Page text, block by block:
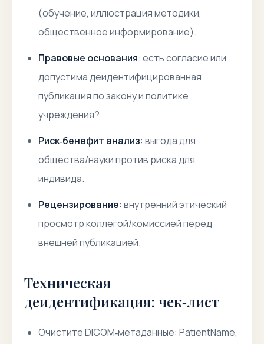
(обучение, иллюстрация методики,
общественное информирование).
Правовые основания: есть согласие или
допустима деидентифицированная
публикация по закону и политике
учреждения?
Риск‑бенефит анализ: выгода для
общества/науки против риска для
индивида.
Рецензирование: внутренний этический
просмотр коллегой/комиссией перед
внешней публикацией.
Техническая
деидентификация: чек‑лист
Очистите DICOM‑метаданные: PatientName,